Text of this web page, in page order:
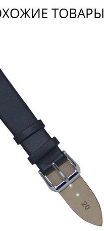
ТОВАРЫ